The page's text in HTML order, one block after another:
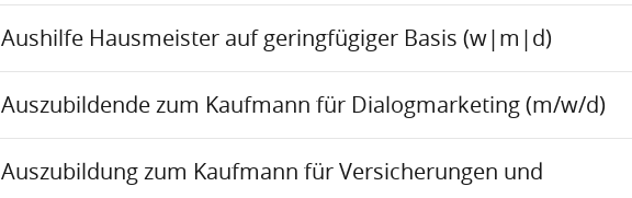
Aushilfe Hausmeister auf geringfügiger Basis (w|m|d)
Auszubildende zum Kaufmann für Dialogmarketing (m/w/d)
Auszubildung zum Kaufmann für Versicherungen und